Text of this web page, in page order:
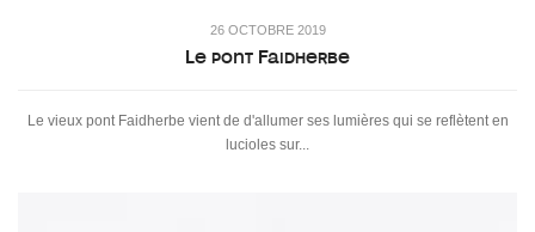
26 OCTOBRE 2019
Le pont Faidherbe
Le vieux pont Faidherbe vient de d'allumer ses lumières qui se reflètent en
lucioles sur...